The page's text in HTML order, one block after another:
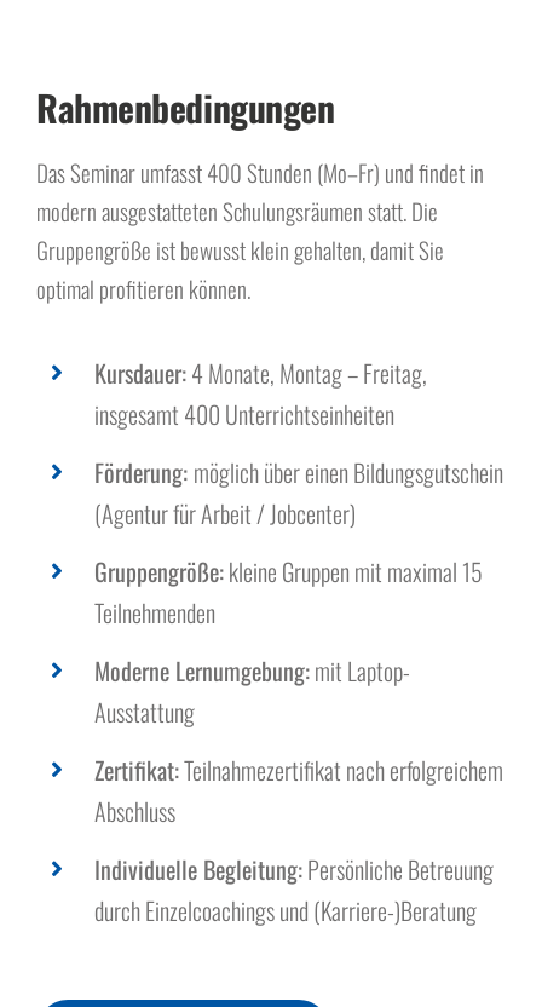
Rahmenbedingungen
Das Seminar umfasst 400 Stunden (Mo–Fr) und findet in
modern ausgestatteten Schulungsräumen statt. Die
Gruppengröße ist bewusst klein gehalten, damit Sie
optimal profitieren können.
Kursdauer:4 Monate, Montag – Freitag,
insgesamt 400 Unterrichtseinheiten
Förderung: möglich über einen Bildungsgutschein
(Agentur für Arbeit / Jobcenter)
Gruppengröße:kleine Gruppen mit maximal 15
Teilnehmenden
Moderne Lernumgebung:mit Laptop-
Ausstattung
Zertifikat:Teilnahmezertifikat nach erfolgreichem
Abschluss
Individuelle Begleitung:Persönliche Betreuung
durch Einzelcoachings und (Karriere-)Beratung